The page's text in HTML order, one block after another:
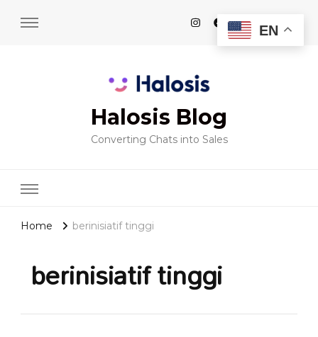
Halosis Blog
Converting Chats into Sales
Home berinisiatif tinggi
berinisiatif tinggi
EN